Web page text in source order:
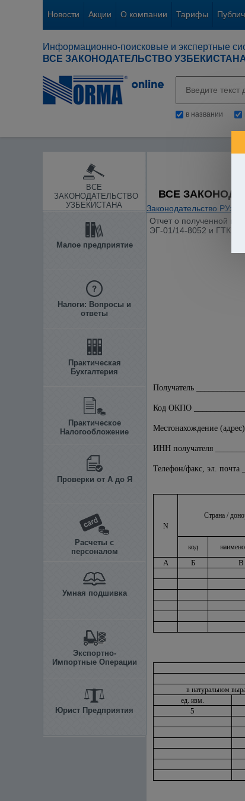
Новости Акции О компании Тарифы
Информационно-поисковые и экспертные
ВСЕ ЗАКОНОДАТЕЛЬСТВО
в названии
ВСЕ
ЗАКОНОДАТЕЛЬСТВО
УЗБЕКИСТАНА
Малое предприятие
Налоги: Вопросы и
ответы
Практическая
Бухгалтерия
Практическое
Налогообложение
Проверки от А до Я
Расчеты с
персоналом
Умная подшивка
Экспортно-
Импортные Операции
Юрист Предприятия
ВСЕ
Законодательство РУз
Отчет о полученной и
ЭГ-01/14-8052 и ГТК N
Получатель
Код ОКПО
Местонахождение
ИНН получателя
Телефон/факс, эл. почта
N
Страна /
код
А Б В
в натуральном
ед. изм.
5